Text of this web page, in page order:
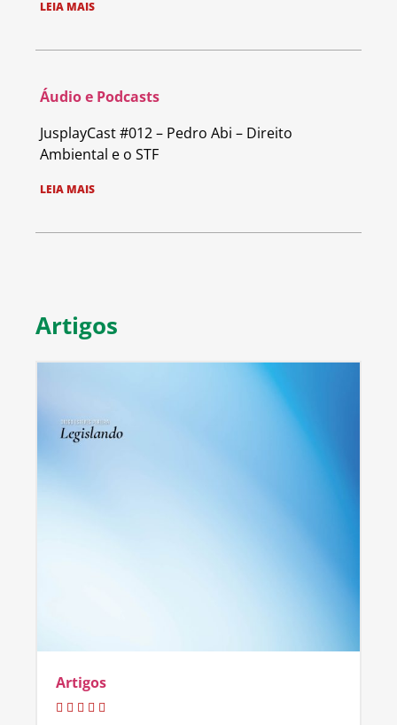
LEIA MAIS
Áudio e Podcasts
JusplayCast #012 – Pedro Abi – Direito
Ambiental e o STF
LEIA MAIS
Artigos
Artigos